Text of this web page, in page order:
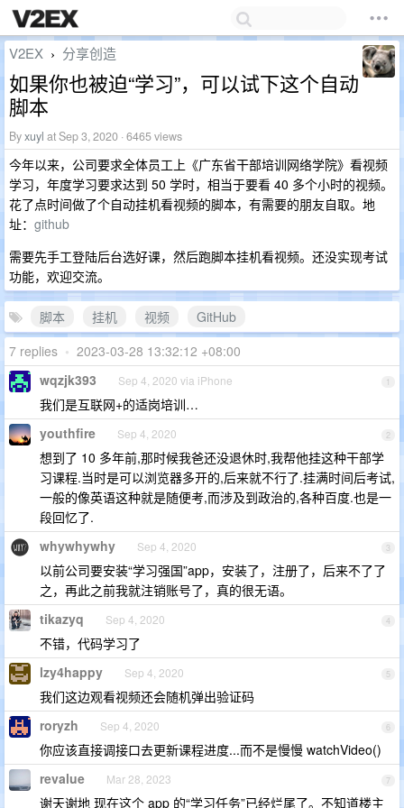
V2EX › 分享创造
如果你也被迫“学习”，可以试下这个自动
脚本
Byxuyl at Sep 3, 2020 · 6465 views
今年以来，公司要求全体员工上《广东省干部培训网络学院》看视频
学习，年度学习要求达到 50 学时，相当于要看 40 多个小时的视频。
花了点时间做了个自动挂机看视频的脚本，有需要的朋友自取。地
址： github
需要先手工登陆后台选好课，然后跑脚本挂机看视频。还没实现考试
功能，欢迎交流。
脚本 挂机 视频
GitHub
7 replies • 2023-03-28 13:32:12 +08:00
1
wqzjk393 Sep 4, 2020 via iPhone
我们是互联网+的适岗培训…
2
youthfire Sep 4, 2020
想到了 10 多年前,那时候我爸还没退休时,我帮他挂这种干部学
习课程.当时是可以浏览器多开的,后来就不行了.挂满时间后考试,
一般的像英语这种就是随便考,而涉及到政治的,各种百度.也是一
段回忆了.
3
whywhywhy Sep 4, 2020
以前公司要安装“学习强国”app，安装了，注册了，后来不了了
之，再此之前我就注销账号了，真的很无语。
4
tikazyq Sep 4, 2020
不错，代码学习了
5
lzy4happy Sep 4, 2020
我们这边观看视频还会随机弹出验证码
6
roryzh Sep 4, 2020
你应该直接调接口去更新课程进度...而不是慢慢 watchVideo()
7
revalue Mar 28, 2023
谢天谢地 现在这个 app 的“学习任务”已经烂尾了。不知道楼主